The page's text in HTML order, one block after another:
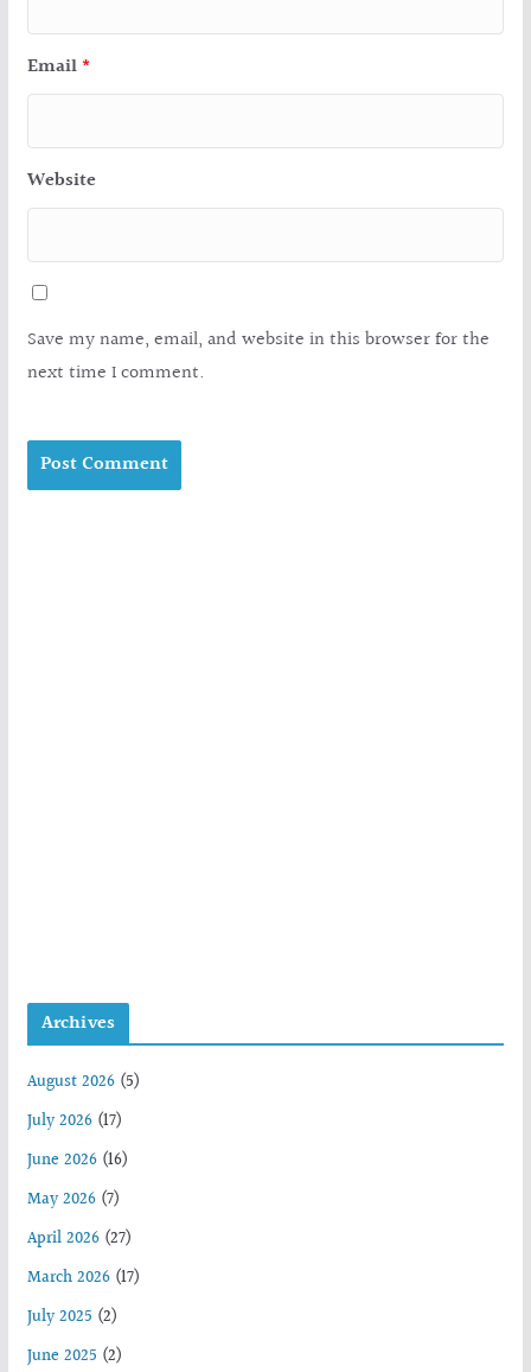
Email *
Website
Save my name, email, and website in this browser for the
next time I comment.
Archives
August 2026(5)
July 2026(17)
June 2026(16)
May 2026(7)
April 2026(27)
March 2026(17)
July 2025 (2)
June 2025 (2)